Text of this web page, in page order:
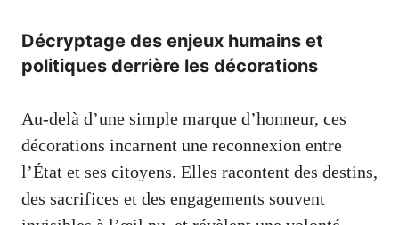
Décryptage des enjeux humains et
politiques derrière les décorations
Au-delà d’une simple marque d’honneur, ces
décorations incarnent une reconnexion entre
l’État et ses citoyens. Elles racontent des destins,
des sacrifices et des engagements souvent